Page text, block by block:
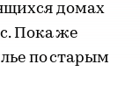
домах
Пока же
по старым